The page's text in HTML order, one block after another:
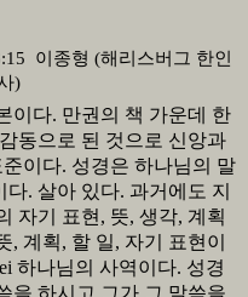
이종형 (해리스버그 한인
)
이다. 만권의 책 가운데 한
동으로 된 것으로 신앙과
이다. 성경은 하나님의 말
다. 살아 있다. 과거에도 지
자기 표현 , 뜻, 생각, 계획
, 계획, 할 일, 자기 표현이
하나님의 사역이다. 성경
을 하시고 그가 그 말씀을